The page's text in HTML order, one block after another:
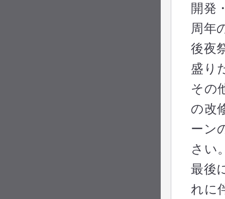
開発
周年
後夜
盛り
その
の改
ーン
さい
最後
れに